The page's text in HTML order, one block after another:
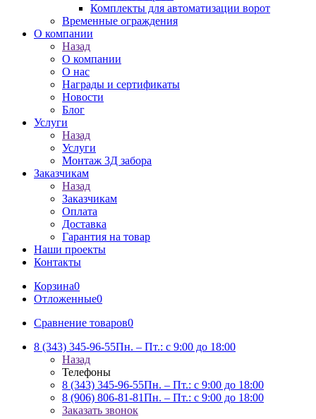
Комплекты для автоматизации ворот
Временные ограждения
О компании
Назад
О компании
О нас
Награды и сертификаты
Новости
Блог
Услуги
Назад
Услуги
Монтаж 3Д забора
Заказчикам
Назад
Заказчикам
Оплата
Доставка
Гарантия на товар
Наши проекты
Контакты
Корзина0
Отложенные0
Сравнение товаров0
8 (343) 345-96-55Пн. – Пт.: с 9:00 до 18:00
Назад
Телефоны
8 (343) 345-96-55Пн. – Пт.: с 9:00 до 18:00
8 (906) 806-81-81Пн. – Пт.: с 9:00 до 18:00
Заказать звонок